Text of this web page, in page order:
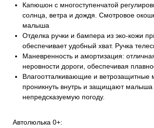
Капюшон с многоступенчатой
солнца, ветра и дождя. Смотровое
малыша
Отделка ручки и бампера из эко-кожи
обеспечивает удобный хват. Ручка
Маневренность и амортизация:
неровности дороги, обеспечивая
Влагоотталкивающие и ветрозащитные
проникнуть внутрь и защищают малыша
непредсказуемую погоду.
Автолюлька 0+: